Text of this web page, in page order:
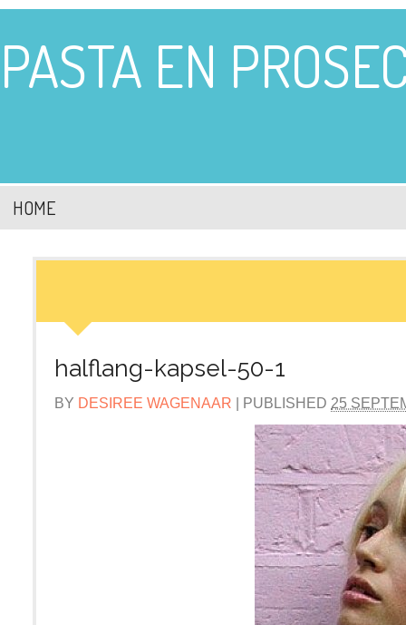
PASTA EN
HOME
halflang-kapsel-50-1
BY DESIREE WAGENAAR PUBLISHED 25